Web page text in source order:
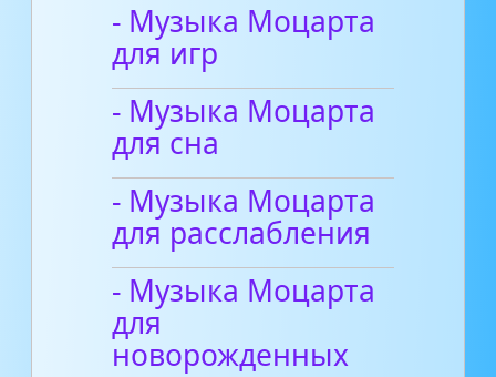
- Музыка Моцарта
для игр
- Музыка Моцарта
для сна
- Музыка Моцарта
для расслабления
- Музыка Моцарта
для
новорожденных